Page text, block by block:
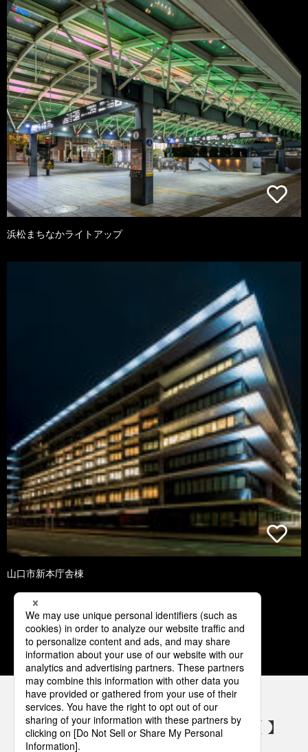
浜松まちなかライトアップ
山口市新本庁舎棟
1 2 3 4 5
パナソニックの電気設備 SNSアカウント